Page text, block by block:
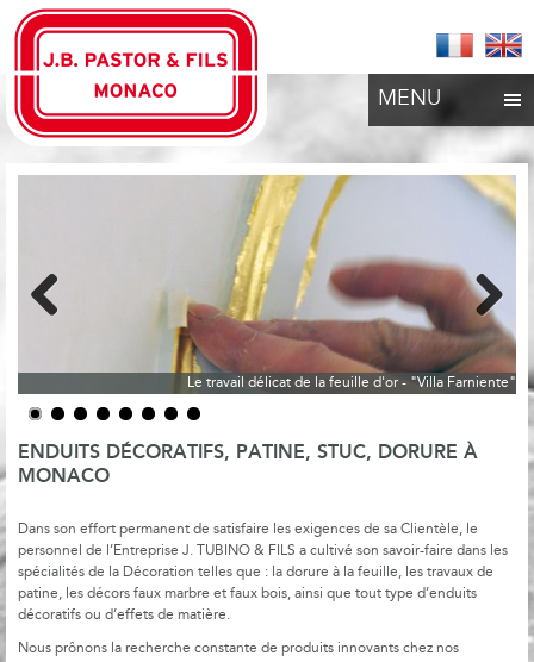
MENU
Le travail délicat de la feuille d'or - "Villa Farniente"
Next
ENDUITS DÉCORATIFS, PATINE, STUC, DORURE À
MONACO
Dans son effort permanent de satisfaire les exigences de sa Clientèle, le
personnel de l’Entreprise J. TUBINO & FILS a cultivé son savoir-faire dans les
spécialités de la Décoration telles que : la dorure à la feuille, les travaux de
patine, les décors faux marbre et faux bois, ainsi que tout type d’enduits
décoratifs ou d’effets de matière.
Nous prônons la recherche constante de produits innovants chez nos